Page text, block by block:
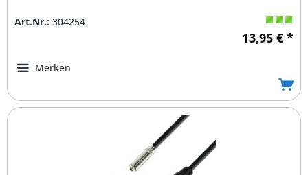
Art.Nr.: 304254
13,95 € *
Merken